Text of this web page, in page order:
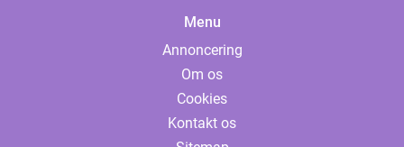
Menu
Annoncering
Om os
Cookies
Kontakt os